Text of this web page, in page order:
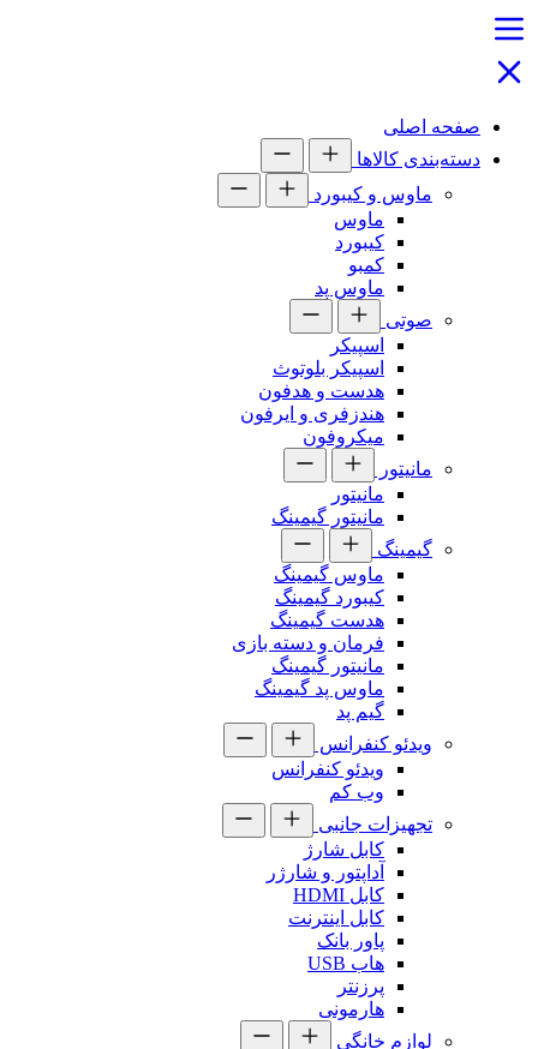
صفحه اصلی
دسته‌بندی کالاها
ماوس و کیبورد
ماوس
کیبورد
کمبو
ماوس پد
صوتی
اسپیکر
اسپیکر بلوتوث
هدست و هدفون
هندزفری و ایرفون
میکروفون
مانیتور
مانیتور
مانیتور گیمینگ
گیمینگ
ماوس گیمینگ
کیبورد گیمینگ
هدست گیمینگ
فرمان و دسته بازی
مانیتور گیمینگ
ماوس پد گیمینگ
گیم پد
ویدئو کنفرانس
ویدئو کنفرانس
وب کم
تجهیزات جانبی
کابل شارژ
آداپتور و شارژر
کابل HDMI
کابل اینترنت
پاور بانک
هاب USB
پرزنتر
هارمونی
لوازم خانگی